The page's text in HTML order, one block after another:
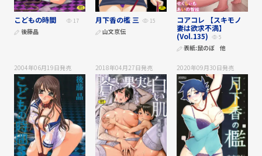
こどもの時間 17
後藤晶
月下香の檻 三 15
山文京伝
コアコレ 【スキモノ
妻は欲求不満】
(Vol.135)
5
表紙:鼠のぼ 他
2004年06月19日発売 2018年04月27日発売 2020年09月30日発売